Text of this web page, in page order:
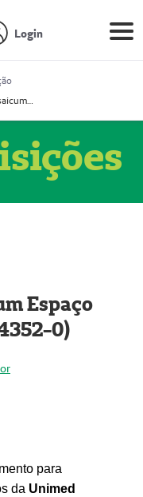
Login
Prestador Mosaicum Espaço Clínico Ltda (51004352-0)
Espaço
0)
para
da Unimed